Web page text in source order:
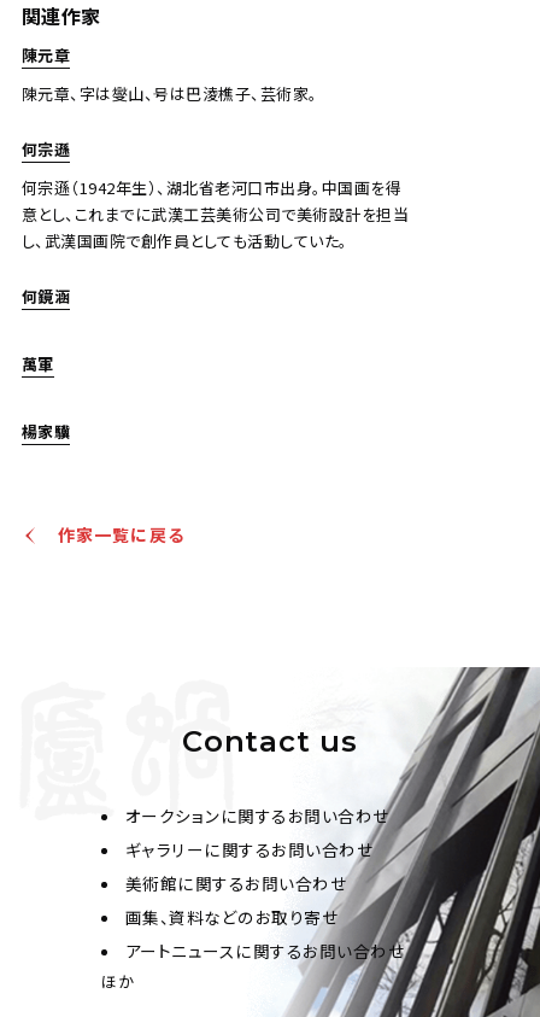
関連作家
陳元章
陳元章、字は燮山、号は巴淩樵子、芸術家。
何宗遜
何宗遜（1942年生）、湖北省老河口市出身。中国画を得
意とし、これまでに武漢工芸美術公司で美術設計を担当
し、武漢国画院で創作員としても活動していた。
何鏡涵
萬軍
楊家驥
主催
JPY 10,000 - 30,000
結果
公開終了
作家一覧に戻る
Contact us
オークションに関するお問い合わせ
ギャラリーに関するお問い合わせ
美術館に関するお問い合わせ
画集、資料などのお取り寄せ
アートニュースに関するお問い合わせ
ほか